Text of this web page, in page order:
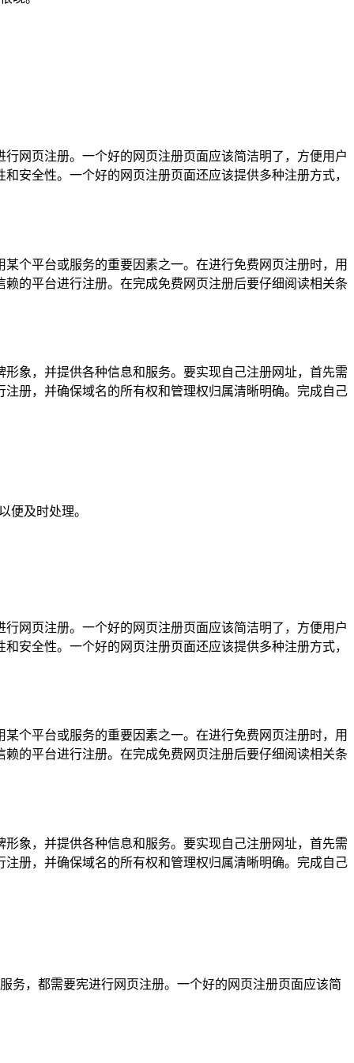
网页注册。一个好的网页注册页面应该简洁明了，方便用户
安全性。一个好的网页注册页面还应该提供多种注册方式，
个平台或服务的重要因素之一。在进行免费网页注册时，用
的平台进行注册。在完成免费网页注册后要仔细阅读相关条
象，并提供各种信息和服务。要实现自己注册网址，首先需
册，并确保域名的所有权和管理权归属清晰明确。完成自己
便及时处理。
网页注册。一个好的网页注册页面应该简洁明了，方便用户
安全性。一个好的网页注册页面还应该提供多种注册方式，
个平台或服务的重要因素之一。在进行免费网页注册时，用
的平台进行注册。在完成免费网页注册后要仔细阅读相关条
象，并提供各种信息和服务。要实现自己注册网址，首先需
册，并确保域名的所有权和管理权归属清晰明确。完成自己
务，都需要宪进行网页注册。一个好的网页注册页面应该简